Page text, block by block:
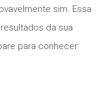
sim. Essa
da sua
para conhecer